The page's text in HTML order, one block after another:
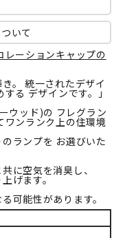
いて
レーションキャップの
。 統一されたデザイ
る デザインです。」
ッド)の フレグラン
ワンランク上の住環境
ランプを お選びいた
に空気を消臭し、
げます。
可能性があります。